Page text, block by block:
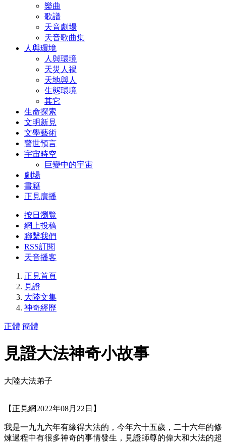
樂曲
歌譜
天音劇場
天音歌曲集
人與環境
人與環境
天災人禍
天地與人
生態環境
其它
生命探索
文明新見
文學藝術
警世預言
宇宙時空
巨變中的宇宙
劇場
書籍
正見廣播
按日瀏覽
網上投稿
聯繫我們
RSS訂閱
天音播客
正見首頁
見證
大陸文集
神奇經歷
正體 簡體
見證大法神奇小故事
大陸大法弟子
【正見網2022年08月22日】
我是一九九六年有緣得大法的，今年六十五歲，二十六年的修
煉過程中有很多神奇的事情發生，見證師尊的偉大和大法的超